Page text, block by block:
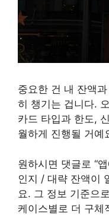
중요한 건 내 잔액
히 챙기는 겁니다.
카드 타입과 한도,
월하게 진행될 거예
원하시면 댓글로 “
인지 / 대략 잔액이
요. 그 정보 기준으
케이스별로 더 구체